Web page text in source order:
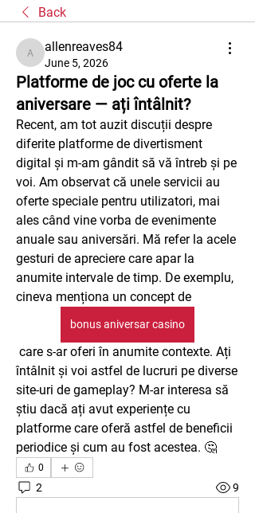
Back
allenreaves84
allenreaves84
June 5, 2026
Platforme de joc cu oferte la
aniversare — ați întâlnit?
Recent, am tot auzit discuții despre
diferite platforme de divertisment
digital și m-am gândit să vă întreb și pe
voi. Am observat că unele servicii au
oferte speciale pentru utilizatori, mai
ales când vine vorba de evenimente
anuale sau aniversări. Mă refer la acele
gesturi de apreciere care apar la
anumite intervale de timp. De exemplu,
cineva menționa un concept de
bonus aniversar casino
întâlnit și voi astfel de lucruri pe diverse
site-uri de gameplay? M-ar interesa să
știu dacă ați avut experiențe cu
platforme care oferă astfel de beneficii
periodice și cum au fost acestea. 🤔
0
2 9